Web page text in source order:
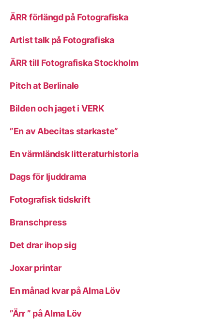
ÄRR förlängd på Fotografiska
Artist talk på Fotografiska
ÄRR till Fotografiska Stockholm
Pitch at Berlinale
Bilden och jaget i VERK
”En av Abecitas starkaste”
En värmländsk litteraturhistoria
Dags för ljuddrama
Fotografisk tidskrift
Branschpress
Det drar ihop sig
Joxar printar
En månad kvar på Alma Löv
”Ärr ” på Alma Löv